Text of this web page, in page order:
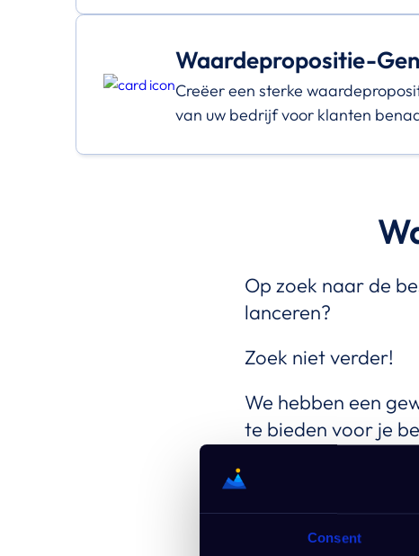
Consent
Waardepropositie-
Creëer een sterke
van uw bedrijf voor klanten
Op zoek naar de
lanceren?
Zoek niet verder!
We hebben een
te bieden voor je
Of je nu
of een eenvoudig
elke stap.